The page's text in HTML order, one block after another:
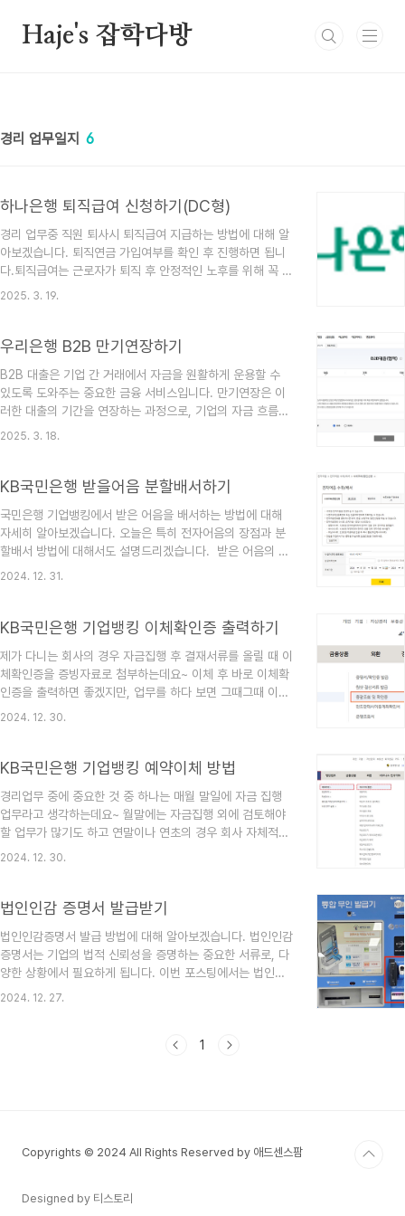
Haje's 잡학다방
경리 업무일지 6
하나은행 퇴직급여 신청하기(DC형)
경리 업무중 직원 퇴사시 퇴직급여 지급하는 방법에 대해 알
아보겠습니다. 퇴직연금 가입여부를 확인 후 진행하면 됩니
다.퇴직급여는 근로자가 퇴직 후 안정적인 노후를 위해 꼭 필
요한 자산입니다. 저는 하나은행에서 퇴직급여를 신청하는
행 로그인 > 퇴직연금 > 우리회사 관리 3. 퇴직연금관리 바
역이 더 많을경우 추가 입금부담액에 입력 후 신청 제출 5.
입금계좌정보 입력(하나은행의 경우 자동으로 불러옴)*하나
은행이 아닌경우 irp금융기관 전화번호 입력 온라인으로 퇴
직급여 신청하는 방법에 대해 알아보았습니다.하나은행 퇴직
2025. 3. 19.
우리은행 B2B 만기연장하기
B2B 대출은 기업 간 거래에서 자금을 원활하게 운용할 수
있도록 도와주는 중요한 금융 서비스입니다. 만기연장은 이
러한 대출의 기간을 연장하는 과정으로, 기업의 자금 흐름을
안정적으로 유지하는 데 큰 도움이 됩니다. 이번 포스팅에서
청하는 방법은 다음과 같습니다. 1. 우리은행 로그인> 전자
B2B > 조회 2. 해당 건 선택 > 연장/증대 3. 만기 연장 >
자동입력 (금액 변동시 증대를 선택하면 됨) 4. 해당항목 전
체 전자서명하기 5. 인지세액 안내 > 확인6. OTP 인증번호
입력 및 공동인증서 암호 입력전자결제 >..
2025. 3. 18.
KB국민은행 받을어음 분할배서하기
국민은행 기업뱅킹에서 받은 어음을 배서하는 방법에 대해
자세히 알아보겠습니다. 오늘은 특히 전자어음의 장점과 분
할배서 방법에 대해서도 설명드리겠습니다. 받은 어음의 정
의받은 어음은 기업이 거래처로부터 수취한 어음을 의미합니
과 수취가 간편하여 시간과 비용을 절감-전자어음은 보안성
로 거래가 가능하여 자금 흐름을 즉각적으로 확인할 수 있음
이러한 장점 덕분에 많은 기업들이 전자어음을 선호하고 있
습니다. 국민은행 기업뱅킹에서 배서하는 방법 인증서로 로
그인하여 뱅킹업무→B2B →전자어음 →저자어음 수취/배
2024. 12. 31.
KB국민은행 기업뱅킹 이체확인증 출력하기
제가 다니는 회사의 경우 자금집행 후 결재서류를 올릴 때 이
체확인증을 증빙자료로 첨부하는데요~ 이체 후 바로 이체확
인증을 출력하면 좋겠지만, 업무를 하다 보면 그때그때 이체
확인증을 출력하지 못하는 경우가 많더라고요~그런데 그럴
민은행 기업뱅킹 이체확인증 출력방법에 대해 자세히 알아보
확인증 발급→총괄조회 및 확인증'을 클릭합니다.조회기간을
설정 후 거래종류를 클릭하여 조회합니다.해당 건을 클릭하
여 일괄 출력 또는 건별 출력이 가능합니다. 이체확인증 출
력 시 유의사항 정확한 정보 입력 : 거래 내역을 조회
2024. 12. 30.
KB국민은행 기업뱅킹 예약이체 방법
경리업무 중에 중요한 것 중 하나는 매월 말일에 자금 집행
업무라고 생각하는데요~ 월말에는 자금집행 외에 검토해야
할 업무가 많기도 하고 연말이나 연초의 경우 회사 자체적으
로 쉬는 경우가 많은데 그럴때 예약이체가 큰 도움이 됩니다.
에 로그인 합니다. 메인 메뉴에서 '이체' 를 선택한 후, '예약
이체 금액을 입력하고, 이체 날짜와 시간을 설정 합니다. '예
약 등록' 버튼을 클릭하여 설정을 완료합니다. 이렇게 간단
한 단계로 예약이체를 설정할 수 있습니다. 예약이체 취
소 및 변경 방법 예약이체를 설정한 후, 필요에 따라 취소하
2024. 12. 30.
법인인감 증명서 발급받기
법인인감증명서 발급 방법에 대해 알아보겠습니다. 법인인감
증명서는 기업의 법적 신뢰성을 증명하는 중요한 서류로, 다
양한 상황에서 필요하게 됩니다. 이번 포스팅에서는 법인인
감증명서의 발급 방법, 필요한 서류까지 자세히 설명드리겠
기 이용하기무인 발급기를 이용하면 간편하게 법인인감증명
비밀번호- 수수료 1000원 ..
2024. 12. 27.
1
Copyrights © 2024 All Rights Reserved by 애드센스팜
Designed by 티스토리